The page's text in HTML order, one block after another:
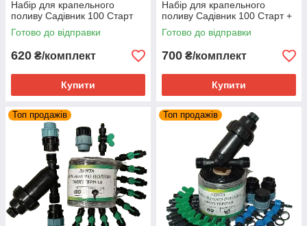
Набір для крапельного
поливу Садівник 100 Старт
Готово до відправки
620 ₴/комплект
Купити
Набір для крапельного
поливу Садівник 100 Старт +
Готово до відправки
700 ₴/комплект
Купити
Топ продажів Топ продажів